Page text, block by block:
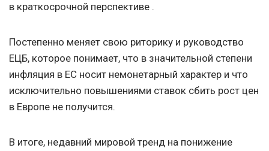
в краткосрочной перспективе .
Постепенно меняет свою риторику и руководство
ЕЦБ, которое понимает, что в значительной степени
инфляция в ЕС носит немонетарный характер и что
исключительно повышениями ставок сбить рост цен
в Европе не получится.
В итоге, недавний мировой тренд на понижение